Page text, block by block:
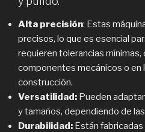
Alta precisión: Estas
precisos, lo que es esencial
requieren tolerancias mínimas,
componentes mecánicos o en
construcción.
Versatilidad: Pueden
y tamaños, dependiendo de
Durabilidad: Están